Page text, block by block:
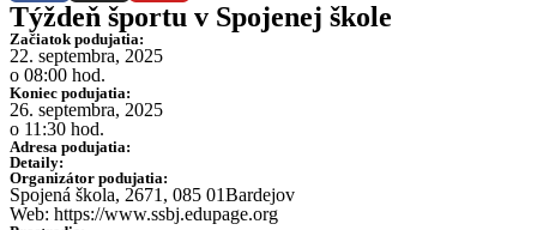
Týždeň športu v Spojenej škole
Začiatok podujatia:
22. septembra, 2025
o 08:00 hod.
Koniec podujatia:
26. septembra, 2025
o 11:30 hod.
Adresa podujatia:
Detaily:
Organizátor podujatia:
Spojená škola, 2671, 085 01Bardejov
Web: https://www.ssbj.edupage.org